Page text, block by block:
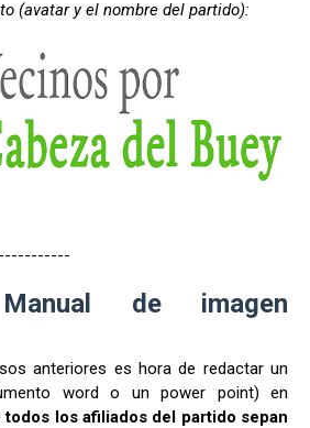
(avatar y el nombre del partido):
de imagen
anteriores es hora de redactar un
word o un power point) en
todos los afiliados del partido sepan